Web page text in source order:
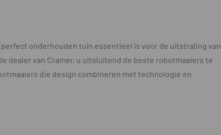
perfect onderhouden tuin essentieel is voor de uitstraling van
dealer van Cramer, u uitsluitend de beste robotmaaiers te
die design combineren met technologie en